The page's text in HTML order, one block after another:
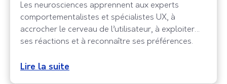
Les neurosciences apprennent aux experts
comportementalistes et spécialistes UX, à
accrocher le cerveau de l’utilisateur, à exploiter
ses réactions et à reconnaître ses préférences.
Lire la suite